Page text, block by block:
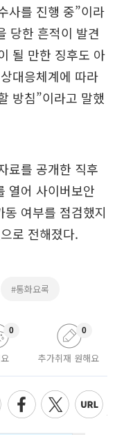
사를 진행 중”이라
당한 흔적이 발견
될 만한 징후도 아
대응체계에 따라
방침”이라고 말했
료를 공개한 직후
열어 사이버보안
여부를 점검했지
로 전해졌다.
#통화요록
0
추가취재 원해요
0